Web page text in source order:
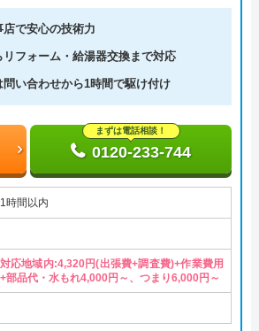
で安心の技術力
フォーム・給湯器交換まで対応
い合わせから1時間で駆け付け
まずは電話相談！
0120-233-744
1時間以内
対応地域内:4,320円(出張費+調査費)+作業費用
+部品代・水もれ4,000円～、つまり6,000円～